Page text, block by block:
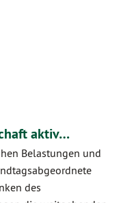
aktiv…
Belastungen und
des